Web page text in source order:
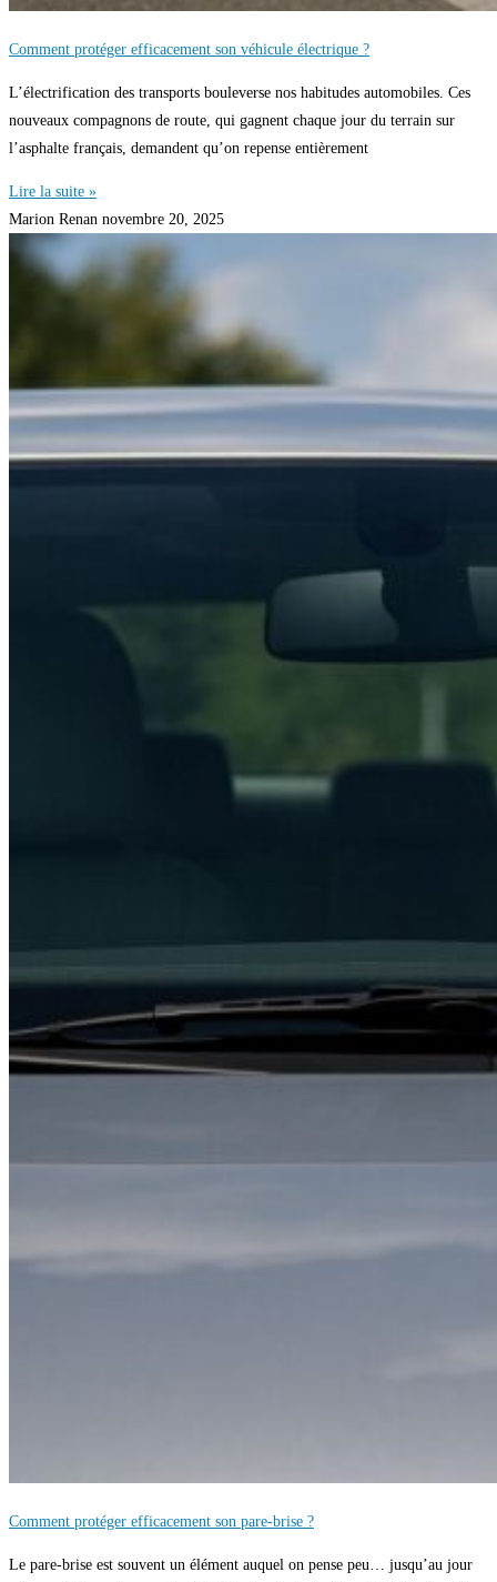
Comment protéger efficacement son véhicule électrique ?
L’électrification des transports bouleverse nos habitudes automobiles. Ces
nouveaux compagnons de route, qui gagnent chaque jour du terrain sur
l’asphalte français, demandent qu’on repense entièrement
Lire la suite »
Marion Renan novembre 20, 2025
Comment protéger efficacement son pare-brise ?
Le pare‑brise est souvent un élément auquel on pense peu… jusqu’au jour